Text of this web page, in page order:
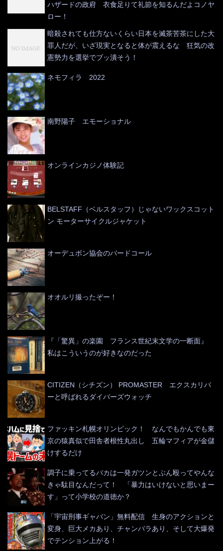
ハザードの政府 衣食足りて礼節を知るんだよコノヤ
ロー！
暗殺されても仕方ないくらい日本を滅茶苦茶にした大
罪人だが、いざ現実となると体が震えるな 狂気の改
憲勢力を選挙でブッ潰そう！
ネモフィラ 2022
南野陽子 エモーショナル
オンラインカジノ体験記
BELSTAFF（ベルスタッフ）じゃないワックスコット
ン モーターサイクルジャケット
オーデュボン協会のバードコール
オオルリ撮ったぞー！
『「驚異」の楽園 フランス世紀末文学の一断面』
私はこういうのが好きなのだった
CITIZEN（シチズン） PROMASTER エクスカリバ
ーと呼ばれるダイバーズウォッチ
ファッキン札幌オリンピック！ なんでもかんでも東
京の猿真似で田舎者根性丸出し 五輪マフィアが金儲
けするだけ
調子に乗ってるバカは一発ガツンとぶん殴ってやんな
きゃ駄目なんだって！ 「暴力はいけないと思いまー
す」って小学校の道徳か？
「宇宙刑事ギャバン」無料配信 生身のアクションと
変身、巨大メカあり、チャンバラあり、そして大爆発
でテンション上がる！